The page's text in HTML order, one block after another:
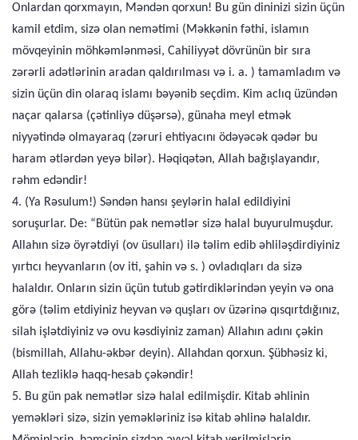
Onlardan qorxmayın, Məndən qorxun! Bu gün dininizi sizin üçün
kamil etdim, sizə olan nemətimi (Məkkənin fəthi, islamın
mövqeyinin möhkəmlənməsi, Cahiliyyət dövrünün bir sıra
zərərli adətlərinin aradan qaldırılması və i. a. ) tamamladım və
sizin üçün din olaraq islamı bəyənib seçdim. Kim aclıq üzündən
naçar qalarsa (çətinliyə düşərsə), günaha meyl etmək
niyyətində olmayaraq (zəruri ehtiyacını ödəyəcək qədər bu
haram ətlərdən yeyə bilər). Həqiqətən, Allah bağışlayandır,
rəhm edəndir!
4. (Ya Rəsulum!) Səndən hansı şeylərin halal edildiyini
soruşurlar. De: “Bütün pak nemətlər sizə halal buyurulmuşdur.
Allahın sizə öyrətdiyi (ov üsulları) ilə təlim edib əhliləşdirdiyiniz
yırtıcı heyvanların (ov iti, şahin və s. ) ovladıqları da sizə
halaldır. Onların sizin üçün tutub gətirdiklərindən yeyin və ona
görə (təlim etdiyiniz heyvan və quşları ov üzərinə qısqırtdığınız,
silah işlətdiyiniz və ovu kəsdiyiniz zaman) Allahın adını çəkin
(bismillah, Allahu-əkbər deyin). Allahdan qorxun. Şübhəsiz ki,
Allah tezliklə haqq-hesab çəkəndir!
5. Bu gün pak nemətlər sizə halal edilmişdir. Kitab əhlinin
yeməkləri sizə, sizin yeməkləriniz isə kitab əhlinə halaldır.